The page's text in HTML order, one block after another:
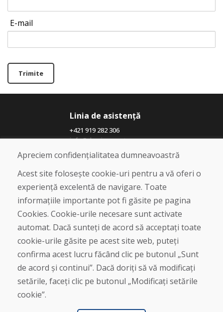
E-mail
Trimite
Linia de asistență
+421 919 282 306
info@domivosport.ro
Blog
Despre noi
Magazin
Contact
Cumpărare
Magazin online
Termeni și condiții de afaceri
Livrare și plată
Plângere
Apreciem confidențialitatea dumneavoastră
Acest site folosește cookie-uri pentru a vă oferi o
experiență excelentă de navigare. Toate
informațiile importante pot fi găsite pe pagina
Cookies. Cookie-urile necesare sunt activate
automat. Dacă sunteți de acord să acceptați toate
cookie-urile găsite pe acest site web, puteți
confirma acest lucru făcând clic pe butonul „Sunt
de acord și continui”. Dacă doriți să vă modificați
setările, faceți clic pe butonul „Modificați setările
cookie”.